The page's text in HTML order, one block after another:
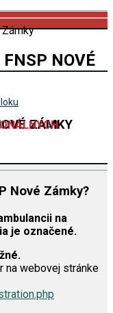
NOVÉ
ZÁMKY
Nové Zámky?
na
je označené.
na webovej stránke